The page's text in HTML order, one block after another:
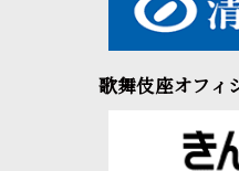
歌舞伎座オフィ